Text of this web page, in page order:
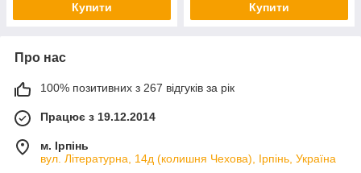
Купити Купити
Про нас
100% позитивних з 267 відгуків за рік
Працює з 19.12.2014
м. Ірпінь
вул. Літературна, 14д (колишня Чехова), Ірпінь, Україна